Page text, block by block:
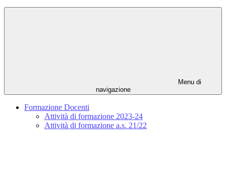
Menu di
navigazione
Formazione Docenti
Attività di formazione 2023-24
Attività di formazione a.s. 21/22